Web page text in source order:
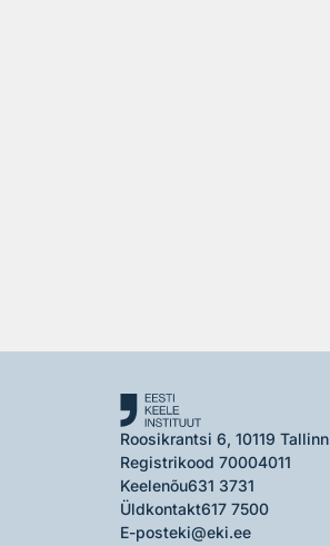
Roosikrantsi 6, 10119 Tallinn
Registrikood 70004011
Keelenõu631 3731
Üldkontakt617 7500
E-posteki@eki.ee